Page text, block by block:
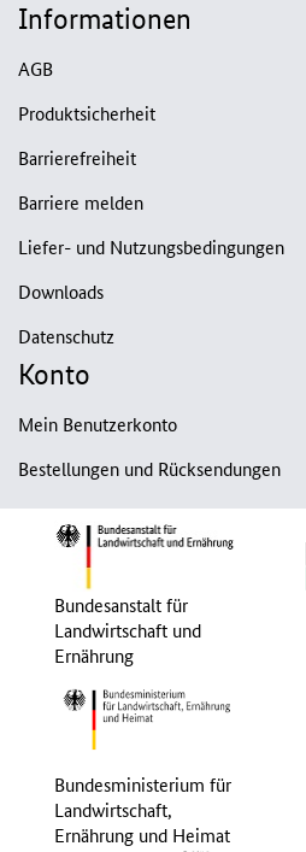
Informationen
AGB
Produktsicherheit
Barrierefreiheit
Barriere melden
Liefer- und Nutzungsbedingungen
Downloads
Datenschutz
Konto
Mein Benutzerkonto
Bestellungen und Rücksendungen
Bundesanstalt für
Landwirtschaft und
Ernährung
Bundesministerium für
Landwirtschaft,
Ernährung und Heimat